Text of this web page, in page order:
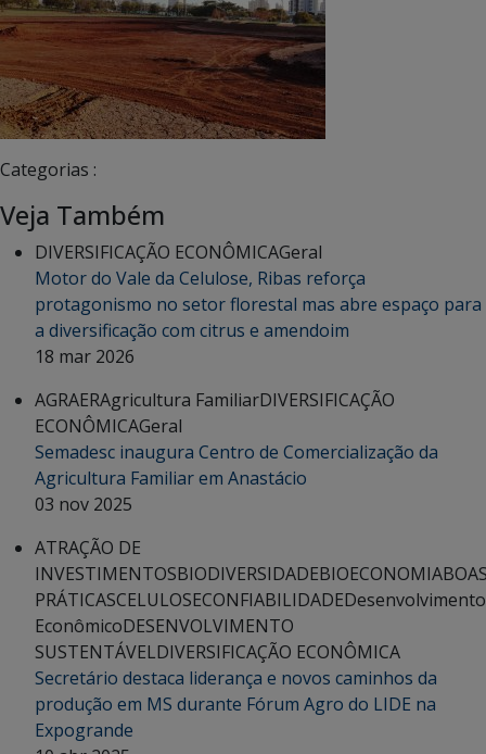
Categorias :
Veja Também
DIVERSIFICAÇÃO ECONÔMICAGeral
Motor do Vale da Celulose, Ribas reforça
protagonismo no setor florestal mas abre espaço para
a diversificação com citrus e amendoim
18 mar 2026
AGRAERAgricultura FamiliarDIVERSIFICAÇÃO
ECONÔMICAGeral
Semadesc inaugura Centro de Comercialização da
Agricultura Familiar em Anastácio
03 nov 2025
ATRAÇÃO DE
INVESTIMENTOSBIODIVERSIDADEBIOECONOMIA
PRÁTICASCELULOSECONFIABILIDADEDesenvolvimento
EconômicoDESENVOLVIMENTO
SUSTENTÁVELDIVERSIFICAÇÃO ECONÔMICA
Secretário destaca liderança e novos caminhos da
produção em MS durante Fórum Agro do LIDE na
Expogrande